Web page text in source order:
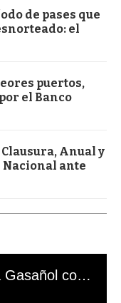
de pases que
el
puertos,
el Banco
Anual y
Nacional ante
El mal momento de Yanina Gasañol con un hincha argentino en "Subrayado"